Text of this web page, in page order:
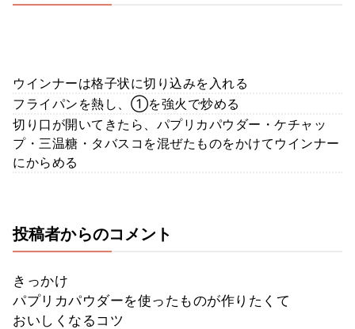
ウインナーは格子状に切り込みを入れる
フライパンを熱し、①を強火で炒める
切り口が開いてきたら、パプリカパウダー・ケチャッ
プ・三温糖・タバスコを混ぜたものをかけてウインナー
にからめる
投稿者からのコメント
きっかけ
パプリカパウダーを使ったものが作りたくて
おいしくなるコツ